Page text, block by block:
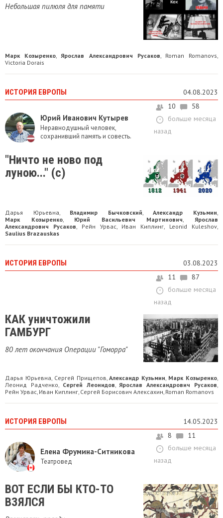
Небольшая пилюля для памяти
Марк Козыренко,Ярослав Александрович Русаков, Roman Romanovs,
Victoria Dorais
ИСТОРИЯ ЕВРОПЫ 04.08.2023
Юрий Иванович Кутырев
Неравнодушный человек,
сохранивший память и совесть.
10
58
больше месяца
назад
"Ничто не ново под
луною..." (с)
Дарья Юрьевна, Владимир Бычковский,Александр Кузьмин,
Марк Козыренко, Юрий Васильевич Мартинович,Ярослав
Александрович Русаков, Рейн Урвас, Иван Киплинг, Leonid Kuleshov,
Saulius Brazauskas
ИСТОРИЯ ЕВРОПЫ
03.08.2023
11
87
больше месяца
назад
КАК уничтожили
ГАМБУРГ
80 лет окончания Операции "Гоморра"
Дарья Юрьевна, Сергей Прищепов,Александр Кузьмин, Марк Козыренко,
Леонид Радченко, Сергей Леонидов,Ярослав Александрович Русаков,
Рейн Урвас, Иван Киплинг, Сергей Борисович Алексахин, Roman Romanovs
ИСТОРИЯ ЕВРОПЫ 14.05.2023
Елена Фрумина-Ситникова
Театровед
8
11
больше месяца
назад
ВОТ ЕСЛИ БЫ КТО-ТО
ВЗЯЛСЯ